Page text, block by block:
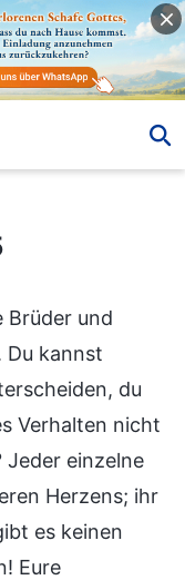
Brüder und
Du kannst
du
Verhalten nicht
einzelne
Herzens; ihr
es keinen
Eure